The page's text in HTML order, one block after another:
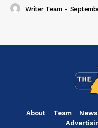
Writer Team -
About Team News